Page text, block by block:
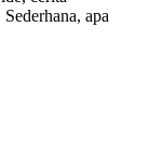
apa